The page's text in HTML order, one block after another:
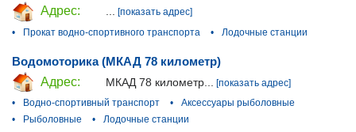
Адрес:
[показать адрес]
•
Прокат водно-спортивного транспорта • Лодочные станции
Водомоторика (МКАД 78 километр)
Адрес:
МКАД 78 километр...
[показать адрес]
•
Водно-спортивный транспорт •
Аксессуары рыболовные
•
Рыболовные • Лодочные станции